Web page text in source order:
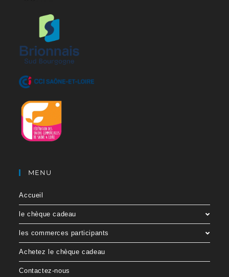
MENU
Accueil
le chèque cadeau
les commerces participants
Achetez le chèque cadeau
Contactez-nous